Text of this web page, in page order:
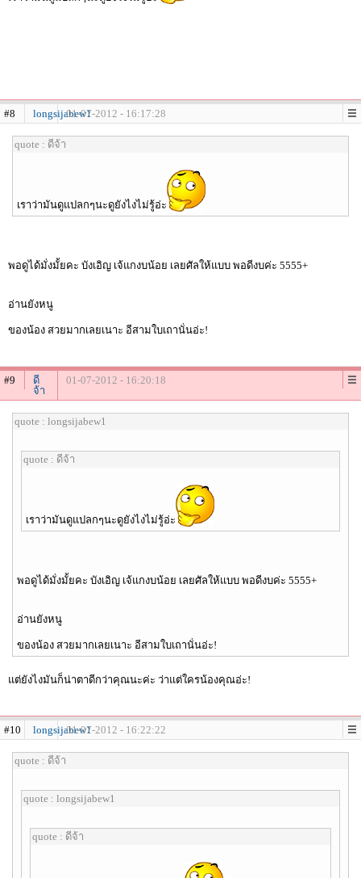
#8 longsijabew101-07-2012 - 16:17:28
quote : ดีจ้า
เราว่ามันดูแปลกๆนะดูยังไงไม่รู้อ่ะ
พอดูได้มั่งมั้ยคะ บังเอิญ เจ้แกงบน้อย เลยศัลให้แบบ พอดีงบค่ะ 5555+
อ่านยังหนู
ของน้อง สวยมากเลยเนาะ อีสามใบเถานั่นอ่ะ!
#9
ดี
จ้า
01-07-2012 - 16:20:18
quote : longsijabew1
quote : ดีจ้า
เราว่ามันดูแปลกๆนะดูยังไงไม่รู้อ่ะ
พอดูได้มั่งมั้ยคะ บังเอิญ เจ้แกงบน้อย เลยศัลให้แบบ พอดีงบค่ะ 5555+
อ่านยังหนู
ของน้อง สวยมากเลยเนาะ อีสามใบเถานั่นอ่ะ!
แต่ยังไงมันก็น่าตาดีกว่าคุณนะค่ะ ว่าแต่ใครน้องคุณอ่ะ!
#10 longsijabew101-07-2012 - 16:22:22
quote : ดีจ้า
quote : longsijabew1
quote : ดีจ้า